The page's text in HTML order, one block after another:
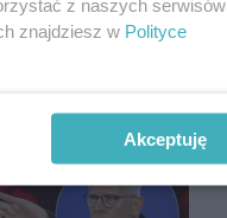
z naszych serwisów
znajdziesz w Polityce
Akceptuję